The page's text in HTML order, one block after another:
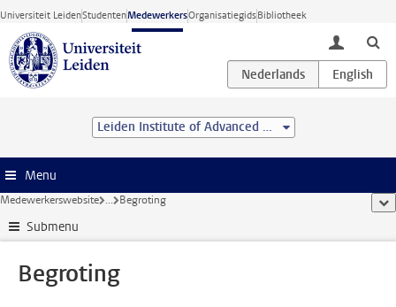
Ga direct naar de inhoud
Universiteit LeidenStudentenMedewerkersOrganisatiegidsBibliotheek
toggle
Leiden Institute of Advanced Computer Science (LIACS)
Menu
Medewerkerswebsite ... Begroting
Submenu
Begroting